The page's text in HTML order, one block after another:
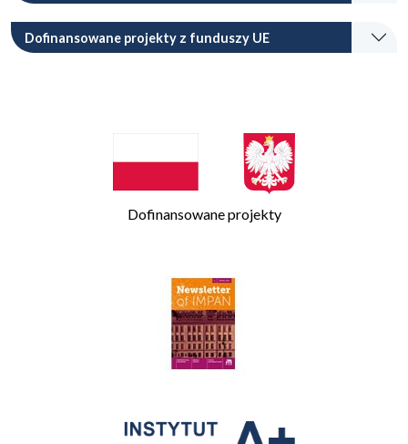
Dofinansowane projekty z funduszy UE
Dofinansowane projekty